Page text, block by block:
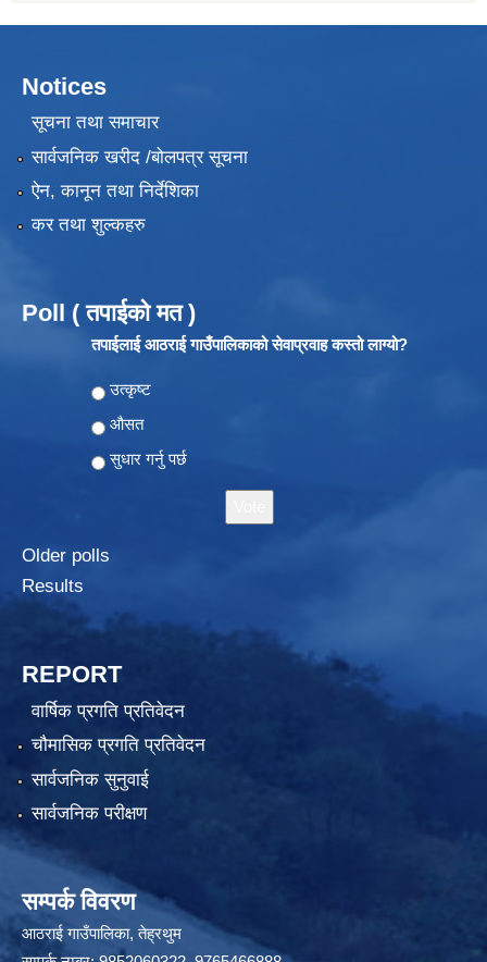
Notices
सूचना तथा समाचार
सार्वजनिक खरीद /बोलपत्र सूचना
ऐन, कानून तथा निर्देशिका
कर तथा शुल्कहरु
Poll ( तपाईको मत )
तपाईलाई आठराई गाउँपालिकाको सेवाप्रवाह कस्तो लाग्यो?
Choices
उत्कृष्ट
औसत
सुधार गर्नु पर्छ
Older polls
Results
REPORT
वार्षिक प्रगति प्रतिवेदन
चौमासिक प्रगति प्रतिवेदन
सार्वजनिक सुनुवाई
सार्वजनिक परीक्षण
सम्पर्क विवरण
आठराई गाउँपालिका, तेह्रथुम